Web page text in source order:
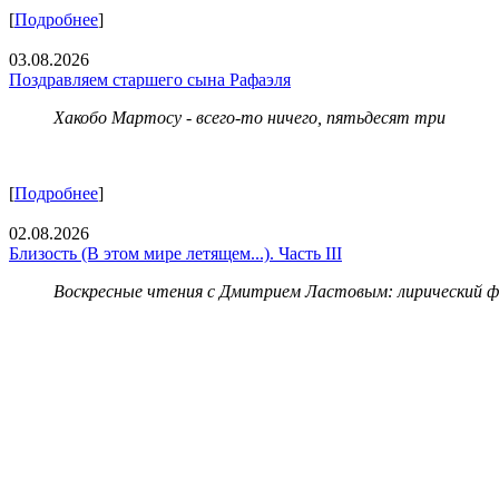
[Подробнее]
03.08.2026
Поздравляем старшего сына Рафаэля
Хакобо Мартосу - всего-то ничего, пятьдесят три
[Подробнее]
02.08.2026
Близость (В этом мире летящем...). Часть III
Воскресные чтения с Дмитрием Ластовым: лирический